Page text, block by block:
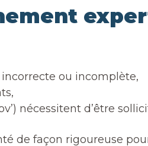
ou incomplète,
nécessitent d’être
de façon rigoureuse